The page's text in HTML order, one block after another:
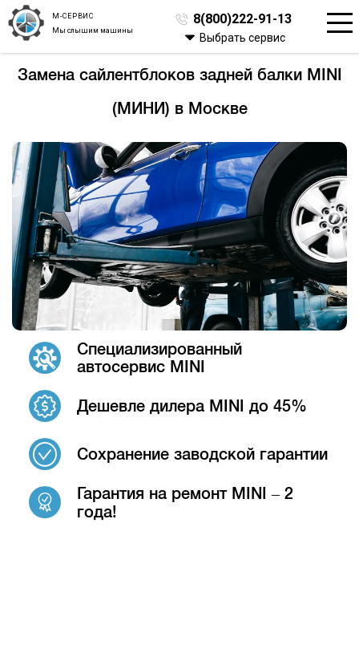
М-СЕРВИС
Мы слышим машины
8(800)222-91-13
Выбрать сервис
Замена сайлентблоков задней балки MINI
(МИНИ) в Москве
Специализированный
автосервис MINI
Дешевле дилера MINI до 45%
Сохранение заводской гарантии
Гарантия на ремонт MINI – 2
года!